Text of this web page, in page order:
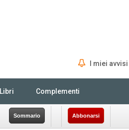
I miei avvisi
Libri Complementi
Sommario Abbonarsi